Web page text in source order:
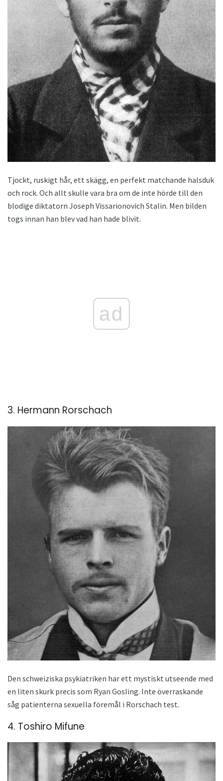
Tjockt, ruskigt hår, ett skägg, en perfekt matchande halsduk
och rock. Och allt skulle vara bra om de inte hörde till den
blodige diktatorn Joseph Vissarionovich Stalin. Men bilden
togs innan han blev vad han hade blivit.
ad
3. Hermann Rorschach
Den schweiziska psykiatriken har ett mystiskt utseende med
en liten skurk precis som Ryan Gosling. Inte överraskande
såg patienterna sexuella föremål i Rorschach test.
4. Toshiro Mifune